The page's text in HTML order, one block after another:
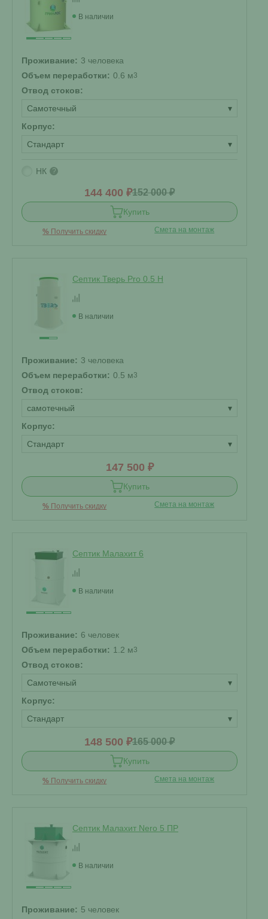
В наличии
Проживание: 3 человека
Объем переработки: 0.6 м3
Отвод стоков:
Самотечный
▾
Корпус:
Стандарт
▾
НК ?
144 400 ₽152 000 ₽
Купить
% Получить скидку Смета на монтаж
Септик Тверь Pro 0.5 Н
В наличии
Проживание: 3 человека
Объем переработки: 0.5 м3
Отвод стоков:
самотечный
▾
Корпус:
Стандарт
▾
147 500 ₽
Купить
% Получить скидку Смета на монтаж
Септик Малахит 6
В наличии
Проживание: 6 человек
Объем переработки: 1.2 м3
Отвод стоков:
Самотечный
▾
Корпус:
Стандарт
▾
148 500 ₽165 000 ₽
Купить
% Получить скидку Смета на монтаж
Септик Малахит Nero 5 ПР
В наличии
Проживание: 5 человек